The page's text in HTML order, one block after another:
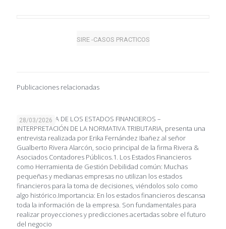
SIRE -CASOS PRACTICOS
Publicaciones relacionadas
28/03/2026
IMPORTANCIA DE LOS ESTADOS FINANCIEROS –
INTERPRETACIÓN DE LA NORMATIVA TRIBUTARIA, presenta una
entrevista realizada por Erika Fernández Ibañez al señor
Gualberto Rivera Alarcón, socio principal de la firma Rivera &
Asociados Contadores Públicos.1. Los Estados Financieros
como Herramienta de Gestión Debilidad común: Muchas
pequeñas y medianas empresas no utilizan los estados
financieros para la toma de decisiones, viéndolos solo como
algo histórico.Importancia: En los estados financieros descansa
toda la información de la empresa. Son fundamentales para
realizar proyecciones y predicciones acertadas sobre el futuro
del negocio